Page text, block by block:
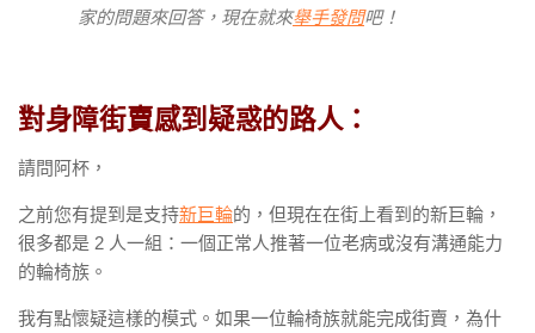
家的問題來回答，現在就來舉手發問吧！
對身障街賣感到疑惑的路人：
請問阿杯，
之前您有提到是支持新巨輪的，但現在在街上看到的新巨輪，
很多都是 2 人一組：一個正常人推著一位老病或沒有溝通能力
的輪椅族。
我有點懷疑這樣的模式。如果一位輪椅族就能完成街賣，為什